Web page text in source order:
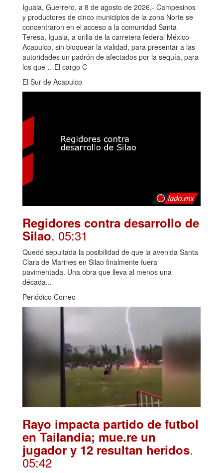
Iguala, Guerrero, a 8 de agosto de 2026.- Campesinos
y productores de cinco municipios de la zona Norte se
concentraron en el acceso a la comunidad Santa
Teresa, Iguala, a orilla de la carretera federal México-
Acapulco, sin bloquear la vialidad, para presentar a las
autoridades un padrón de afectados por la sequía, para
los que …El cargo C
El Sur de Acapulco
Regidores contra desarrollo de
Silao. 05:31
Quedó sepultada la posibilidad de que la avenida Santa
Clara de Marines en Silao finalmente fuera
pavimentada. Una obra que lleva al menos una
década...
Periódico Correo
Rayo impacta partido de futbol
en Tailandia; mue.re un
jugador y 12 resultan heridos.
05:42